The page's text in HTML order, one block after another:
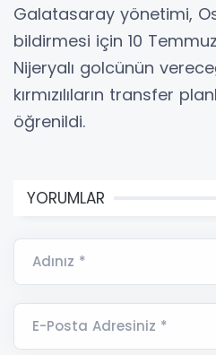
Galatasaray yönetimi,
bildirmesi için 10
Nijeryalı golcünün
kırmızılıların transfer
öğrenildi.
YORUMLAR
Adınız *
E-Posta Adresiniz *